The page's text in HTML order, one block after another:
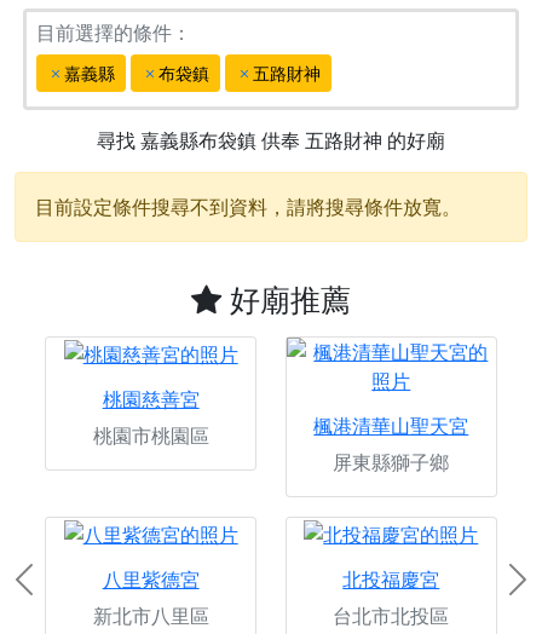
目前選擇的條件：
嘉義縣 布袋鎮 五路財神
尋找嘉義縣布袋鎮供奉 五路財神 的好廟
目前設定條件搜尋不到資料，請將搜尋條件放寬。
好廟推薦
桃園慈善宮
桃園市桃園區
楓港清華山聖天宮
屏東縣獅子鄉
八里紫德宮
新北市八里區
北投福慶宮
台北市北投區
Previous